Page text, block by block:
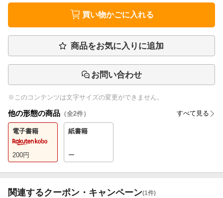
買い物かごに入れる
商品をお気に入りに追加
お問い合わせ
※このコンテンツは文字サイズの変更ができません。
他の形態の商品 （全2件） すべて見る
電子書籍
200円
紙書籍
ー
関連するクーポン・キャンペーン(1件)